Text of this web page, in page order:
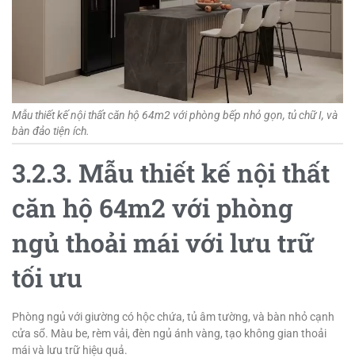
Mẫu thiết kế nội thất căn hộ 64m2 với phòng bếp nhỏ gọn, tủ chữ I, và
bàn đảo tiện ích.
3.2.3. Mẫu thiết kế nội thất
căn hộ 64m2 với phòng
ngủ thoải mái với lưu trữ
tối ưu
Phòng ngủ với giường có hộc chứa, tủ âm tường, và bàn nhỏ cạnh
cửa sổ. Màu be, rèm vải, đèn ngủ ánh vàng, tạo không gian thoải
mái và lưu trữ hiệu quả.